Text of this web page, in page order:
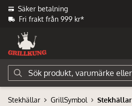
Säker betalning
Fri frakt från 999 kr*
Stekhällar GrillSymbol Stekhällar